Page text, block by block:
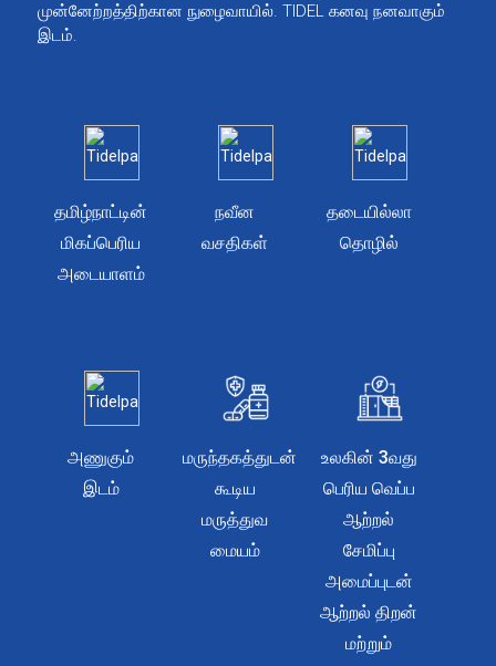
முன்னேற்றத்திற்கான நுழைவாயில். TIDEL கனவு நனவாகும்
இடம்.
தமிழ்நாட்டின்
மிகப்பெரிய
அடையாளம்
நவீன
வசதிகள்
தடையில்லா
தொழில்
அணுகும்
இடம்
மருந்தகத்துடன்
கூடிய
மருத்துவ
மையம்
உலகின் 3வது
பெரிய வெப்ப
ஆற்றல்
சேமிப்பு
அமைப்புடன்
ஆற்றல் திறன்
மற்றும்